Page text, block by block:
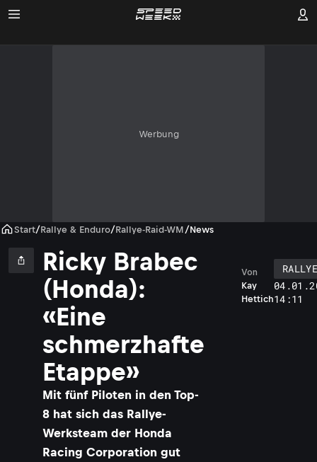
Werbung
Start/Rallye & Enduro/Rallye-Raid-WM /News
Ricky Brabec
(Honda):
«Eine
schmerzhafte
Etappe»
Mit fünf Piloten in den Top-
8 hat sich das Rallye-
Werksteam der Honda
Racing Corporation gut
Kay
Hettich
Von
14:11